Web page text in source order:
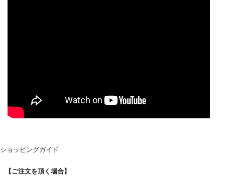
ショッピングガイド
【ご注文を頂く場合】